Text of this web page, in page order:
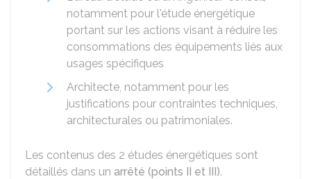
notamment pour l'étude énergétique
portant sur les actions visant à réduire les
consommations des équipements liés aux
usages spécifiques
Architecte, notamment pour les
justifications pour contraintes techniques,
architecturales ou patrimoniales.
Les contenus des 2 études énergétiques sont
détaillés dans un arrêté (points II et III).